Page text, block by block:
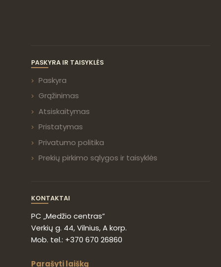
PASKYRA IR TAISYKLĖS
Paskyra
Grąžinimas
Atsiskaitymas
Pristatymas
Privatumo politika
Prekių pirkimo sąlygos ir taisyklės
KONTAKTAI
PC „Medžio centras”
Verkių g. 44, Vilnius, A korp.
Mob. tel.: +370 670 26860
Parašyti laišką